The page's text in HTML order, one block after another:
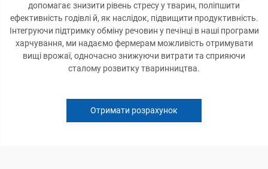
допомагає знизити рівень стресу у тварин, поліпшити
ефективність годівлі й, як наслідок, підвищити продуктивність.
Інтегруючи підтримку обміну речовин у печінці в наші програми
харчування, ми надаємо фермерам можливість отримувати
вищі врожаї, одночасно знижуючи витрати та сприяючи
сталому розвитку тваринництва.
Отримати розрахунок